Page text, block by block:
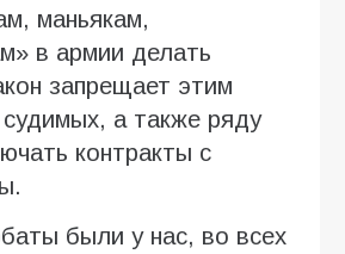
маньякам,
в армии делать
запрещает этим
судимых, а также ряду
контракты с
были у нас, во всех